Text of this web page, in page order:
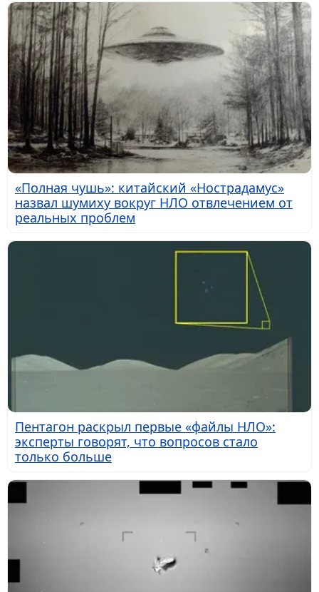
«Полная чушь»: китайский «Нострадамус»
назвал шумиху вокруг НЛО отвлечением от
реальных проблем
Пентагон раскрыл первые «файлы НЛО»:
эксперты говорят, что вопросов стало
только больше